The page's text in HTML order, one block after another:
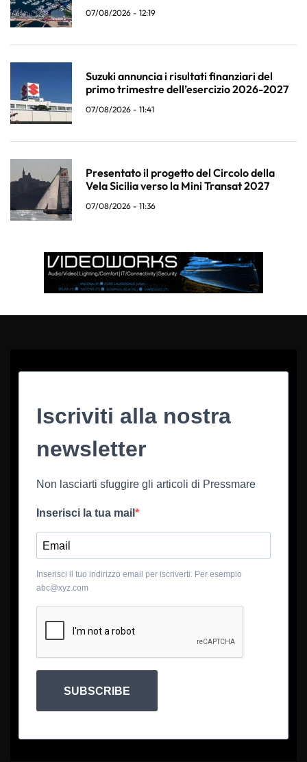
07/08/2026 - 12:19
Suzuki annuncia i risultati finanziari del
primo trimestre dell’esercizio 2026-2027
07/08/2026 - 11:41
Presentato il progetto del Circolo della
Vela Sicilia verso la Mini Transat 2027
07/08/2026 - 11:36
Iscriviti alla nostra
newsletter
Non lasciarti sfuggire gli articoli di Pressmare
Inserisci la tua mail
Inserisci il tuo indirizzo email per iscriverti. Per esempio
abc@xyz.com
SUBSCRIBE